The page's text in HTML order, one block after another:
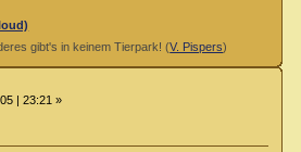
gibt's in keinem Tierpark! (V. Pispers)
| 23:21 »